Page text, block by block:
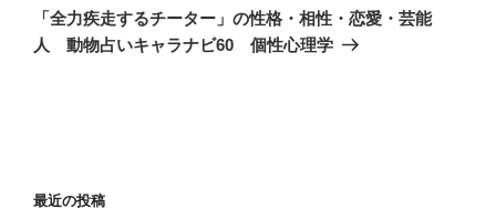
ー
シ
の
投
「全力疾走するチーター」の性格・相性・恋愛・芸能
人 動物占いキャラナビ60 個性心理学
最近の投稿